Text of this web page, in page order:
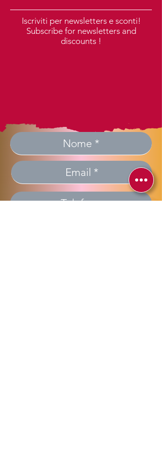
Iscriviti per newsletters e sconti!
Subscribe for newsletters and
discounts !